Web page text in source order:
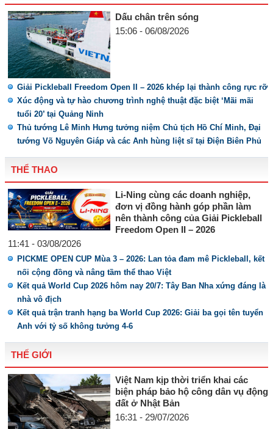
Dấu chân trên sóng
15:06 - 06/08/2026
Giải Pickleball Freedom Open II – 2026 khép lại thành công rực rỡ
Xúc động và tự hào chương trình nghệ thuật đặc biệt ‘Mãi mãi
tuổi 20’ tại Quảng Ninh
Thủ tướng Lê Minh Hưng tưởng niệm Chủ tịch Hồ Chí Minh, Đại
tướng Võ Nguyên Giáp và các Anh hùng liệt sĩ tại Điện Biên Phủ
THỂ THAO
Li-Ning cùng các doanh nghiệp,
đơn vị đồng hành góp phần làm
nên thành công của Giải Pickleball
Freedom Open II – 2026
11:41 - 03/08/2026
PICKME OPEN CUP Mùa 3 – 2026: Lan tỏa đam mê Pickleball, kết
nối cộng đồng và nâng tầm thể thao Việt
Kết quả World Cup 2026 hôm nay 20/7: Tây Ban Nha xứng đáng là
nhà vô địch
Kết quả trận tranh hạng ba World Cup 2026: Giải ba gọi tên tuyển
Anh với tỷ số không tưởng 4-6
THẾ GIỚI
Việt Nam kịp thời triển khai các
biện pháp bảo hộ công dân vụ động
đất ở Nhật Bản
16:31 - 29/07/2026